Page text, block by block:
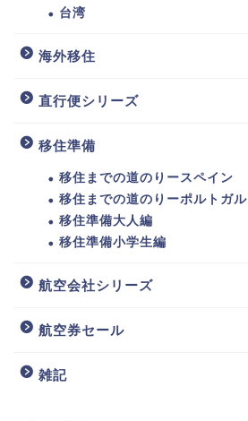
台湾
海外移住
直行便シリーズ
移住準備
移住までの道のりースペイン
移住までの道のりーポルトガル
移住準備大人編
移住準備小学生編
航空会社シリーズ
航空券セール
雑記